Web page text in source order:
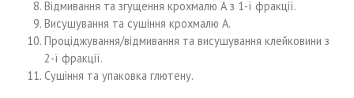
Відмивання та згущення крохмалю А з 1-ї фракції.
Висушування та сушіння крохмалю А.
Проціджування/відмивання та висушування клейковини з
2-ї фракції.
Сушіння та упаковка глютену.